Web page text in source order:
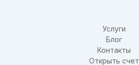
Услуги
Блог
Контакты
Открыть счет